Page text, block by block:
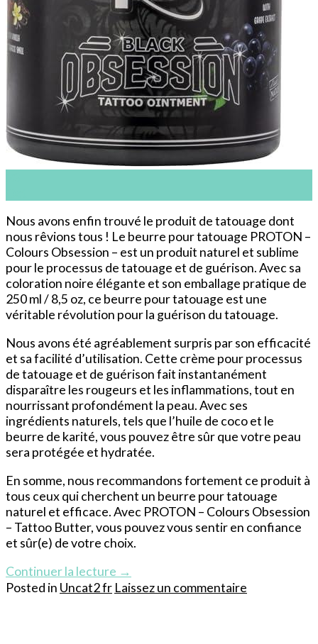
Nous avons enfin trouvé le produit de tatouage dont
nous rêvions tous ! Le beurre pour tatouage PROTON –
Colours Obsession – est un produit naturel et sublime
pour le processus de tatouage et de guérison. Avec sa
coloration noire élégante et son emballage pratique de
250 ml / 8,5 oz, ce beurre pour tatouage est une
véritable révolution pour la guérison du tatouage.
Nous avons été agréablement surpris par son efficacité
et sa facilité d’utilisation. Cette crème pour processus
de tatouage et de guérison fait instantanément
disparaître les rougeurs et les inflammations, tout en
nourrissant profondément la peau. Avec ses
ingrédients naturels, tels que l’huile de coco et le
beurre de karité, vous pouvez être sûr que votre peau
sera protégée et hydratée.
En somme, nous recommandons fortement ce produit à
tous ceux qui cherchent un beurre pour tatouage
naturel et efficace. Avec PROTON – Colours Obsession
– Tattoo Butter, vous pouvez vous sentir en confiance
et sûr(e) de votre choix.
Continuer la lecture →
Posted in Uncat2 fr Laissez un commentaire